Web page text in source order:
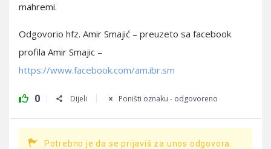
mahremi.
Odgovorio hfz. Amir Smajić – preuzeto sa facebook
profila Amir Smajic –
https://www.facebook.com/am.ibr.sm
0 Dijeli Poništi oznaku - odgovoreno
Potrebno je da se prijaviš za unos odgovora.